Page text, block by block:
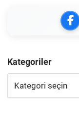
Kategoriler